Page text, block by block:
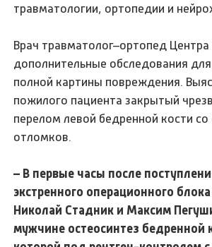
травматологии, ортопедии и
Врач травматолог–ортопед Центра
дополнительные обследования
полной картины повреждения.
пожилого пациента закрытый
перелом левой бедренной кости
отломков.
– В первые часы после
экстренного операционного
Николай Стадник и Максим
мужчине остеосинтез бедренной